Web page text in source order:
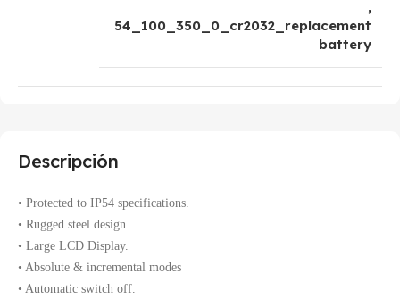
Descripción
• Protected to IP54 specifications.
• Rugged steel design
• Large LCD Display.
• Absolute & incremental modes
• Automatic switch off.
,
54_100_350_0_cr2032_replacement
battery